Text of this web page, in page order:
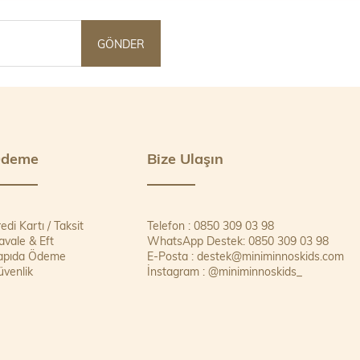
GÖNDER
Kartı / Taksit
& Eft
Ödeme
Bize Ulaşın
Telefon : 0850 309 03 98
WhatsApp Destek: 0850 309 03 98
E-Posta : destek@miniminnoskids.com
İnstagram : @miniminnoskids_